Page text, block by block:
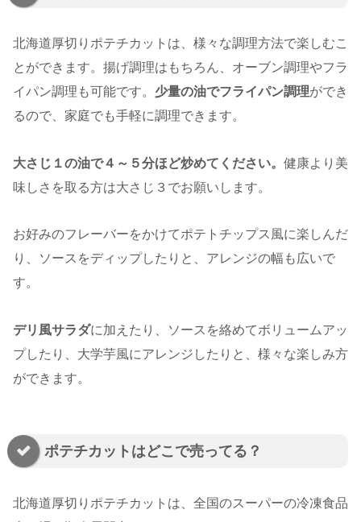
北海道厚切りポテチカットは、様々な調理方法で楽しむこ
とができます。揚げ調理はもちろん、オーブン調理やフラ
イパン調理も可能です。 少量の油でフライパン調理ができ
るので、家庭でも手軽に調理できます。
大さじ１の油で４～５分ほど炒めてください。 健康より美
味しさを取る方は大さじ３でお願いします。
お好みのフレーバーをかけてポテトチップス風に楽しんだ
り、ソースをディップしたりと、アレンジの幅も広いで
す。
デリ風サラダに加えたり、ソースを絡めてボリュームアッ
プしたり、大学芋風にアレンジしたりと、様々な楽しみ方
ができます。
ポテチカットはどこで売ってる？
北海道厚切りポテチカットは、全国のスーパーの冷凍食品